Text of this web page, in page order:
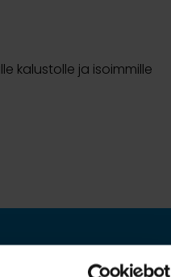
kalustolle ja isoimmille